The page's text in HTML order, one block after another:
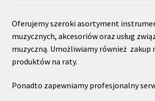
Oferujemy szeroki asortyment
muzycznych, akcesoriów oraz usług
muzyczną. Umożliwiamy również zakup
produktów na raty.
Ponadto zapewniamy profesjonalny